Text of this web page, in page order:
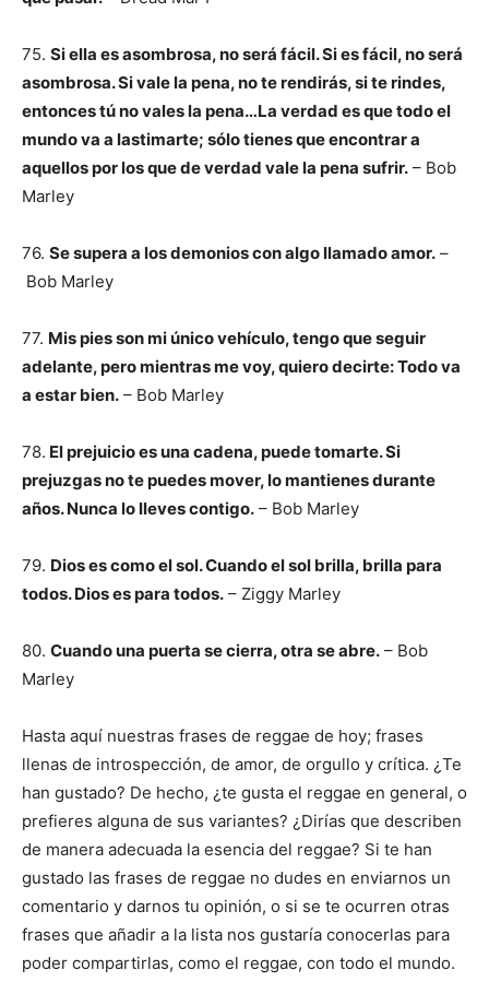
75. Si ella es asombrosa, no será fácil. Si es fácil, no será
asombrosa. Si vale la pena, no te rendirás, si te rindes,
entonces tú no vales la pena…La verdad es que todo el
mundo va a lastimarte; sólo tienes que encontrar a
aquellos por los que de verdad vale la pena sufrir. – Bob
Marley
76. Se supera a los demonios con algo llamado amor. –
Bob Marley
77. Mis pies son mi único vehículo, tengo que seguir
adelante, pero mientras me voy, quiero decirte: Todo va
a estar bien. – Bob Marley
78. El prejuicio es una cadena, puede tomarte. Si
prejuzgas no te puedes mover, lo mantienes durante
años. Nunca lo lleves contigo. – Bob Marley
79. Dios es como el sol. Cuando el sol brilla, brilla para
todos. Dios es para todos. – Ziggy Marley
80. Cuando una puerta se cierra, otra se abre. – Bob
Marley
Hasta aquí nuestras frases de reggae de hoy; frases
llenas de introspección, de amor, de orgullo y crítica. ¿Te
han gustado? De hecho, ¿te gusta el reggae en general, o
prefieres alguna de sus variantes? ¿Dirías que describen
de manera adecuada la esencia del reggae? Si te han
gustado las frases de reggae no dudes en enviarnos un
comentario y darnos tu opinión, o si se te ocurren otras
frases que añadir a la lista nos gustaría conocerlas para
poder compartirlas, como el reggae, con todo el mundo.